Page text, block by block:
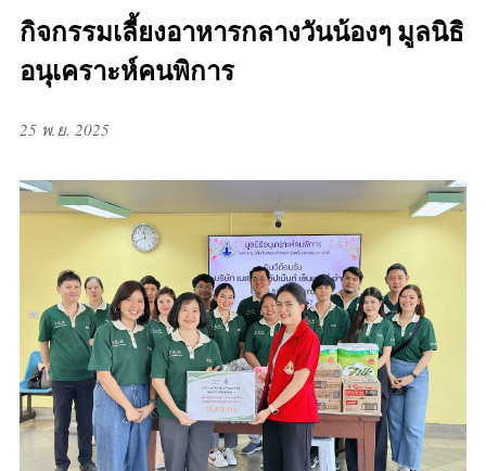
กิจกรรมเลี้ยงอาหารกลางวันน้องๆ มูลนิธิ
อนุเคราะห์คนพิการ
25 พ.ย. 2025